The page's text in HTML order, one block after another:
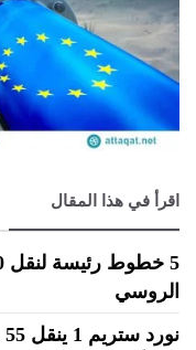
اقرأ في هذا المقال
الروسي